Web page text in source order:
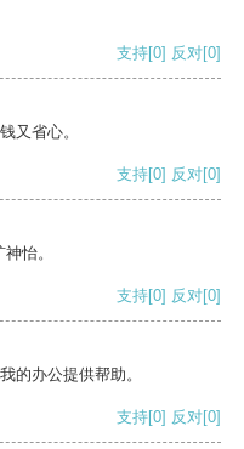
支持[0] 反对[0]
又省心。
支持[0] 反对[0]
怡。
支持[0] 反对[0]
的办公提供帮助。
支持[0] 反对[0]